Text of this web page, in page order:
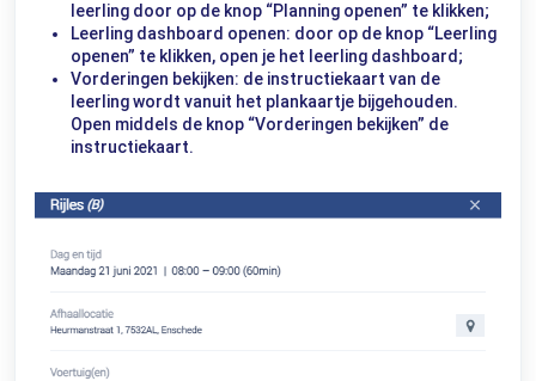
leerling door op de knop “Planning openen” te klikken;
Leerling dashboard openen: door op de knop “Leerling
openen” te klikken, open je het leerling dashboard;
Vorderingen bekijken: de instructiekaart van de
leerling wordt vanuit het plankaartje bijgehouden.
Open middels de knop “Vorderingen bekijken” de
instructiekaart.